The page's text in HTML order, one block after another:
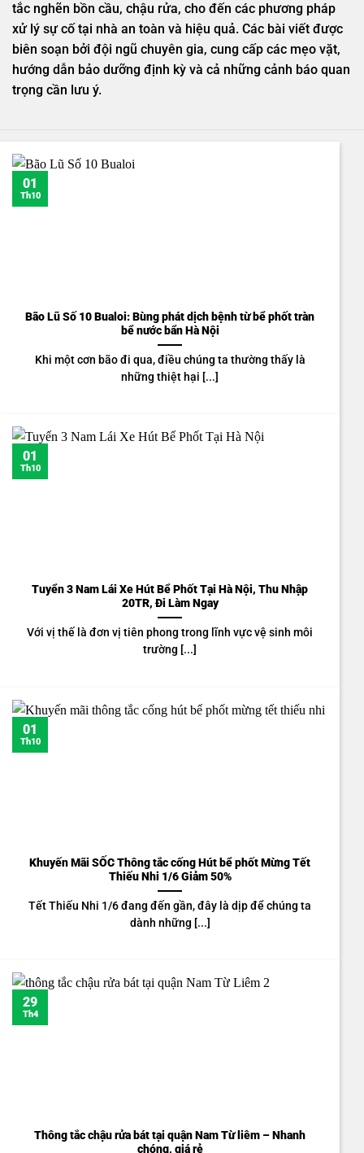
tắc nghẽn bồn cầu, chậu rửa, cho đến các phương pháp
xử lý sự cố tại nhà an toàn và hiệu quả. Các bài viết được
biên soạn bởi đội ngũ chuyên gia, cung cấp các mẹo vặt,
hướng dẫn bảo dưỡng định kỳ và cả những cảnh báo quan
trọng cần lưu ý.
Bão Lũ Số 10 Bualoi: Bùng phát dịch bệnh từ bể phốt tràn
bể nước bẩn Hà Nội
Khi một cơn bão đi qua, điều chúng ta thường thấy là
những thiệt hại [...]
01
Th10
Tuyển 3 Nam Lái Xe Hút Bể Phốt Tại Hà Nội, Thu Nhập
20TR, Đi Làm Ngay
Với vị thế là đơn vị tiên phong trong lĩnh vực vệ sinh môi
trường [...]
01
Th10
Khuyến Mãi SỐC Thông tắc cống Hút bể phốt Mừng Tết
Thiếu Nhi 1/6 Giảm 50%
Tết Thiếu Nhi 1/6 đang đến gần, đây là dịp để chúng ta
dành những [...]
01
Th10
Thông tắc chậu rửa bát tại quận Nam Từ liêm – Nhanh
chóng, giá rẻ
29
Th4